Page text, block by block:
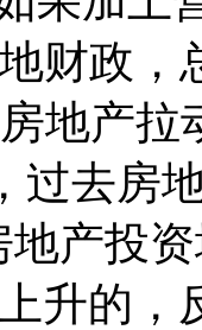
财政，
地产
过去房
地产投
升的，